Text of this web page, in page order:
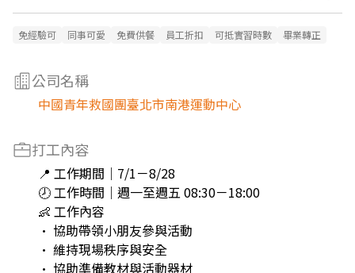
免經驗可 同事可愛 免費供餐 員工折扣 可抵實習時數 畢業轉正
公司名稱
中國青年救國團臺北市南港運動中心
打工內容
📍 工作期間｜7/1－8/28
🕗 工作時間｜週一至週五 08:30－18:00
👶 工作內容
• 協助帶領小朋友參與活動
• 維持現場秩序與安全
• 協助準備教材與活動器材